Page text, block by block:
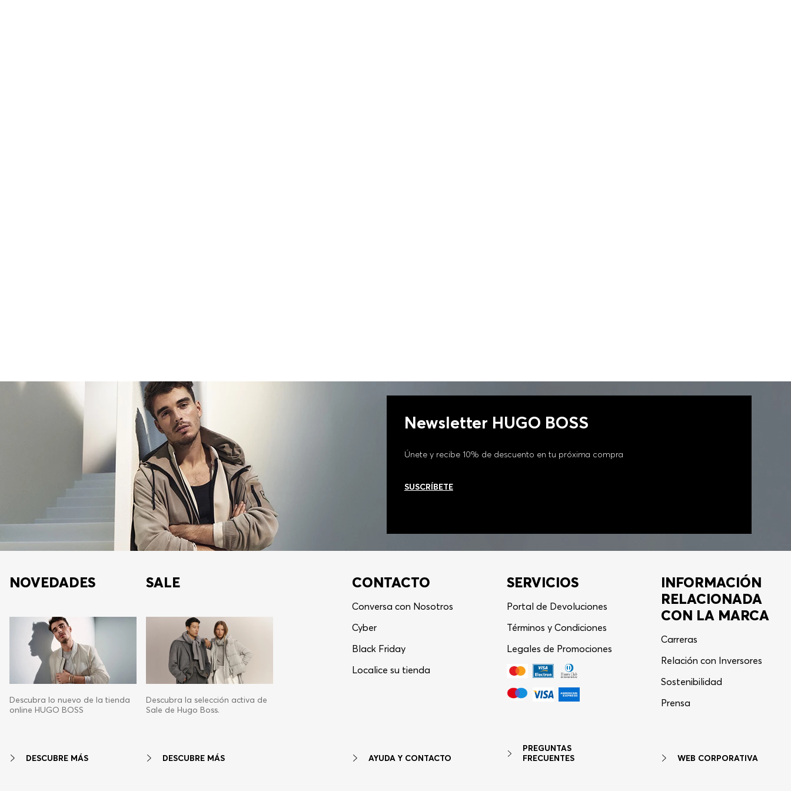
Newsletter HUGO BOSS
Únete y recibe 10% de descuento en tu próxima compra
SUSCRÍBETE
NOVEDADES
Descubra lo nuevo de la tienda
online HUGO BOSS
DESCUBRE MÁS
SALE
Descubra la selección activa de
Sale de Hugo Boss.
DESCUBRE MÁS
CONTACTO
Conversa con Nosotros
Cyber
Black Friday
Localice su tienda
AYUDA Y CONTACTO
SERVICIOS
Portal de Devoluciones
Términos y Condiciones
Legales de Promociones
PREGUNTAS
FRECUENTES
INFORMACIÓN
RELACIONADA
CON LA MARCA
Carreras
Relación con Inversores
Sostenibilidad
Prensa
WEB CORPORATIVA